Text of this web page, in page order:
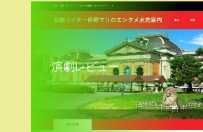
演劇レビュー